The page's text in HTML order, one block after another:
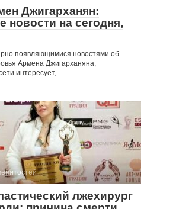
Джигарханян:
новости на сегодня,
появляющимися новостями об
Армена Джигарханяна,
интересует,
лжехирург